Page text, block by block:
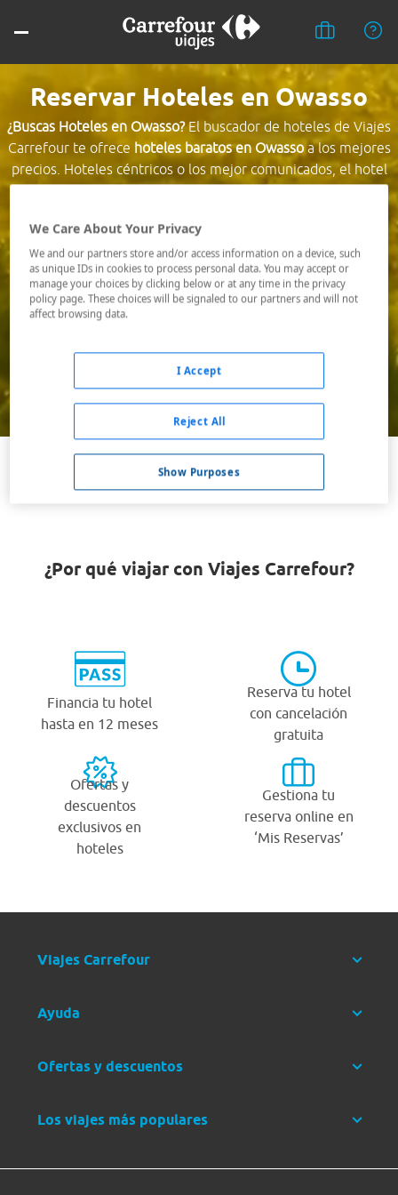
Reservar Hoteles en Owasso
¿Buscas Hoteles en Owasso?El buscador de hoteles de Viajes
Carrefour te ofrece hoteles baratos en Owasso a los mejores
precios. Hoteles céntricos o los mejor comunicados, el hotel
que busques nosotros te lo encontramos al mejor precio.
Destino *
Fechas *
09/08/2026 - 10/08/2026
Buscar
VER TODOS LOS HOTELES BARATOS EN OWASSO
¿Por qué viajar con Viajes Carrefour?
Financia tu hotel
hasta en 12 meses
Reserva tu hotel
con cancelación
gratuita
Ofertas y
descuentos
exclusivos en
hoteles
Gestiona tu
reserva online en
‘Mis Reservas’
Viajes Carrefour
Ayuda
Ofertas y descuentos
Los viajes más populares
We Care About Your Privacy
We and our partners store and/or access information on a device, such
as unique IDs in cookies to process personal data. You may accept or
manage your choices by clicking below or at any time in the privacy
policy page. These choices will be signaled to our partners and will not
affect browsing data.
Show Purposes
Reject All
I Accept